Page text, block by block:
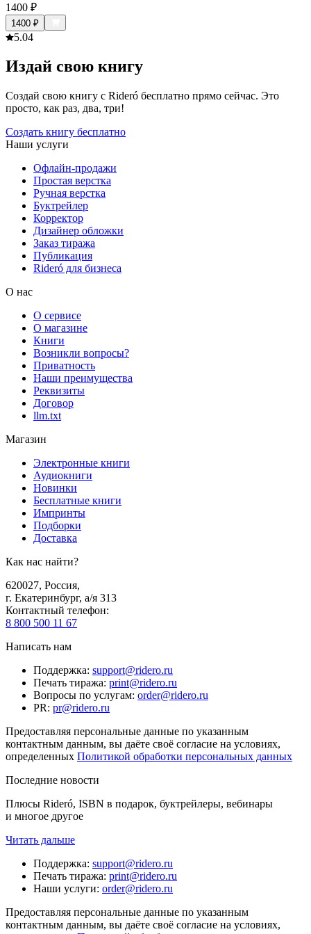
1400 ₽
1400 ₽
5.04
Издай свою книгу
Создай свою книгу с Rideró бесплатно прямо сейчас. Это
просто, как раз, два, три!
Создать книгу бесплатно
Наши услуги
Офлайн-продажи
Простая верстка
Ручная верстка
Буктрейлер
Корректор
Дизайнер обложки
Заказ тиража
Публикация
Rideró для бизнеса
О нас
О сервисе
О магазине
Книги
Возникли вопросы?
Приватность
Наши преимущества
Реквизиты
Договор
llm.txt
Магазин
Электронные книги
Аудиокниги
Новинки
Бесплатные книги
Импринты
Подборки
Доставка
Как нас найти?
620027, Россия,
г. Екатеринбург, а/я 313
Контактный телефон:
8 800 500 11 67
Написать нам
Поддержка: support@ridero.ru
Печать тиража: print@ridero.ru
Вопросы по услугам: order@ridero.ru
PR: pr@ridero.ru
Предоставляя персональные данные по указанным
контактным данным, вы даёте своё согласие на условиях,
определенных Политикой обработки персональных данных
Последние новости
Плюсы Rideró, ISBN в подарок, буктрейлеры, вебинары
и многое другое
Читать дальше
Поддержка: support@ridero.ru
Печать тиража: print@ridero.ru
Наши услуги: order@ridero.ru
Предоставляя персональные данные по указанным
контактным данным, вы даёте своё согласие на условиях,